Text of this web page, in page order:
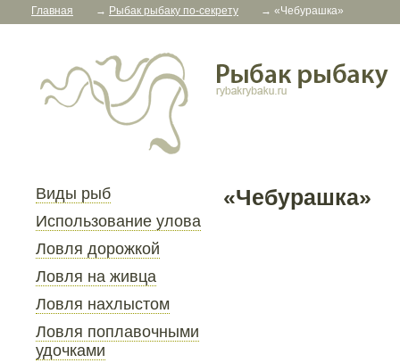
Главная → Рыбак рыбаку по-секрету → «Чебурашка»
Виды рыб
Использование улова
Ловля дорожкой
Ловля на живца
Ловля нахлыстом
Ловля поплавочными
удочками
«Чебурашка»